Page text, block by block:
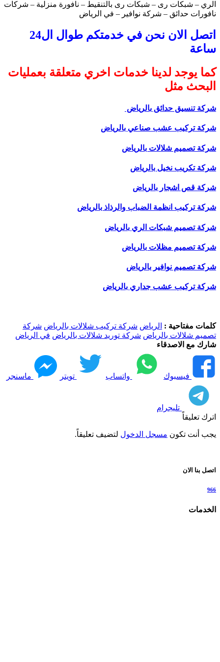
الري – شبكات رى – شبكات رى بالتنقيط – نافورة منزلية – شركات
نافورات حدائق – شركة نوافير – في الرياض
اتصل الان نحن في خدمتكم طوال ال24
ساعة
كما يوجد لدينا خدمات اخري متعلقة بعمليات
البحث مثل
شركة تنسيق حدائق بالرياض
شركة تركيب عشب صناعي بالرياض
شركة تصميم شلالات بالرياض
شركة تكريب نخيل بالرياض
شركة قص اشجار بالرياض
شركة تركيب انظمة الضباب والرذاذ بالرياض
شركة تصميم شبكات الري بالرياض
شركة تصميم مظلات بالرياض
شركة تصميم نوافير بالرياض
شركة تركيب عشب جداري بالرياض
كلمات مفتاحية : الرياض شركة تركيب شلالات بالرياض شركة
تصميم شلالات بالرياض شركة توريد شلالات بالرياض في الرياض
شارك مع الاصدقاء
فيسبوك واتساب تويتر ماسنجر
تليجرام
اترك تعليقاً
يجب أنت تكون مسجل الدخول لتضيف تعليقاً.
اتصل بنا الان
966
الخدمات